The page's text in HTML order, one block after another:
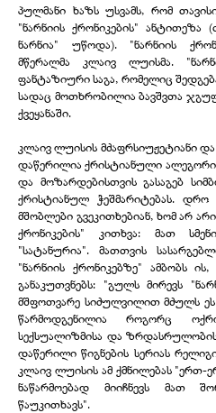
პულმანი ხაზს უსვამს, რომ
"ნარნიის ქრონიკების"
ნარნია" უწოდა). "ნარნიის
მწერალმა კლაივ ლუისმა.
ფანტაზიური საგა, რომელიც
სადაც მოთხრობილია ბავშვთა
ქვეყანაში.
კლაივ ლუისის მძაფრსიუჟეტიანი
დაწერილია ქრისტიანული
და მოზარდებისთვის გასაგებ
ქრისტიანულ ჭეშმარიტებას.
მშობლები გვეკითხებიან, ხომ არ
ქრონიკების" კითხვა: მათ
"სატანურია". მათთვის
"ნარნიის ქრონიკებზე" ამბობს
განაკუთვნებს: "გულს მირევს
მშფოთვარე სიძულვილით მძულს ეს
წარმოდგენილია როგორც
სექსუალიზმისა და
დაწერილი წიგნების სერიას
კლაივ ლუისის ამ ქმნილებას "ერთ-
ნაწარმოებად მიიჩნევს მათ
წაუკითხავს".